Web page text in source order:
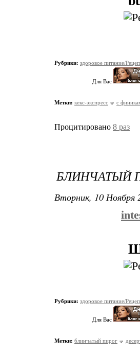
Рубрики: здоровое питание/
Для Вас
Метки: кекс-экспресс с
Процитировано 8 раз
БЛИНЧАТЫЙ
Вторник, 10 Ноября
Рубрики: здоровое питание/
Для Вас
Метки: блинчатый пирог